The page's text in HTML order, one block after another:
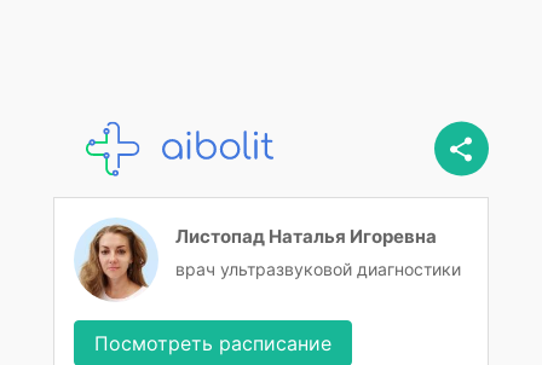
Листопад Наталья Игоревна
врач ультразвуковой диагностики
Посмотреть расписание